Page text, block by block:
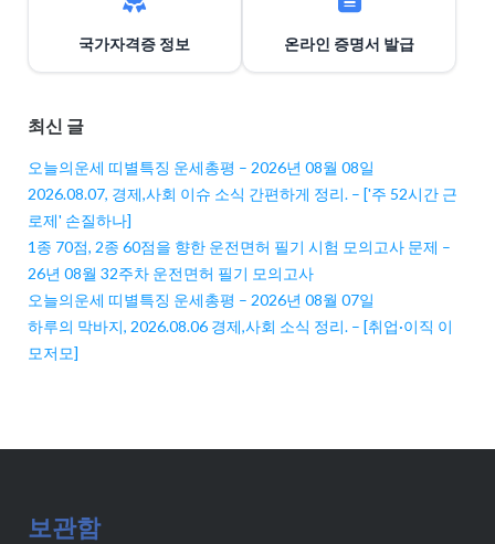
국가자격증 정보 온라인 증명서 발급
최신 글
오늘의운세 띠별특징 운세총평 – 2026년 08월 08일
2026.08.07, 경제,사회 이슈 소식 간편하게 정리. – ['주 52시간 근
로제' 손질하나]
1종 70점, 2종 60점을 향한 운전면허 필기 시험 모의고사 문제 –
26년 08월 32주차 운전면허 필기 모의고사
오늘의운세 띠별특징 운세총평 – 2026년 08월 07일
하루의 막바지, 2026.08.06 경제,사회 소식 정리. – [취업·이직 이
모저모]
보관함